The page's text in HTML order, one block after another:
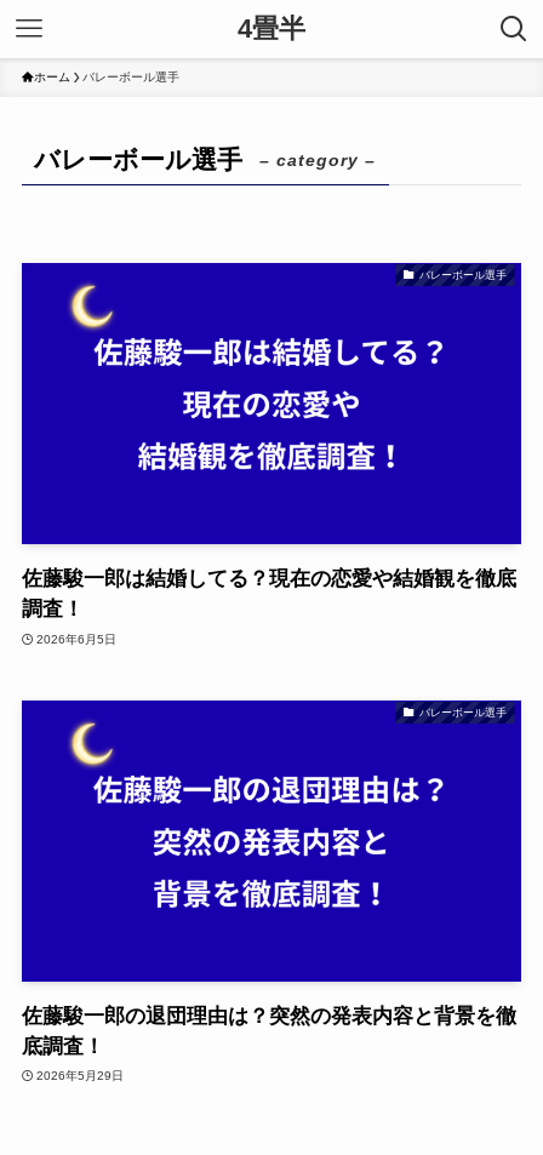
4畳半
ホーム バレーボール選手
バレーボール選手 – category –
バレーボール選手
佐藤駿一郎は結婚してる？現在の恋愛や結婚観を徹底
調査！
2026年6月5日
バレーボール選手
佐藤駿一郎の退団理由は？突然の発表内容と背景を徹
底調査！
2026年5月29日